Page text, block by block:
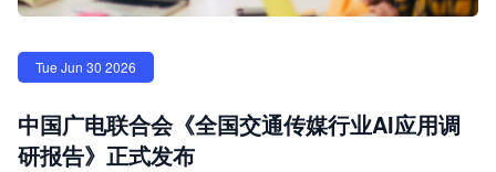
Tue Jun 30 2026
中国广电联合会《全国交通传媒行业AI应用调
研报告》正式发布